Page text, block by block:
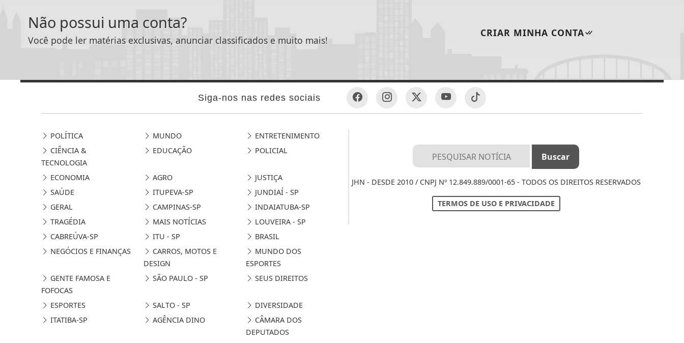
Não possui uma conta?
Você pode ler matérias exclusivas, anunciar classificados e muito mais!
CRIAR MINHA CONTA
Siga-nos nas redes sociais
POLÍTICA MUNDO
ENTRETENIMENTO
CIÊNCIA &
TECNOLOGIA
EDUCAÇÃO POLICIAL
ECONOMIA AGRO
JUSTIÇA
SAÚDE
ITUPEVA-SP
JUNDIAÍ - SP
GERAL
CAMPINAS-SP
INDAIATUBA-SP
TRAGÉDIA
MAIS NOTÍCIAS
LOUVEIRA - SP
CABREÚVA-SP
ITU - SP
BRASIL
NEGÓCIOS E FINANÇAS
CARROS, MOTOS E
DESIGN
MUNDO DOS
ESPORTES
GENTE FAMOSA E
FOFOCAS
SÃO PAULO - SP SEUS DIREITOS
ESPORTES SALTO - SP
DIVERSIDADE
ITATIBA-SP
AGÊNCIA DINO
CÂMARA DOS
DEPUTADOS
JHN - DESDE 2010 / CNPJ Nº 12.849.889/0001-65 - TODOS OS DIREITOS RESERVADOS
TERMOS DE USO E PRIVACIDADE